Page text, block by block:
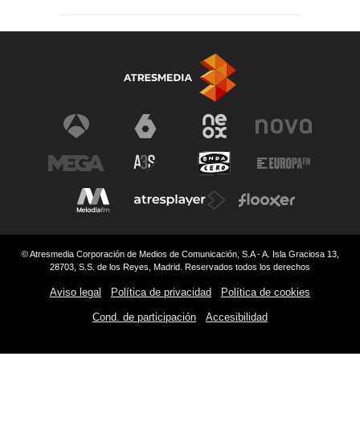
© Atresmedia Corporación de Medios de Comunicación, S.A - A. Isla Graciosa 13,
28703, S.S. de los Reyes, Madrid. Reservados todos los derechos
Aviso legal Política de privacidad Política de cookies
Cond. de participación Accesibilidad